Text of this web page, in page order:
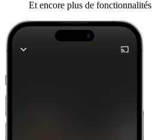
Et encore plus de fonctionnalités